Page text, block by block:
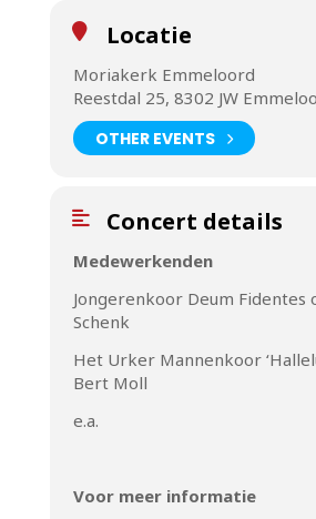
Locatie
Moriakerk Emmeloord
Reestdal 25, 8302 JW
OTHER EVENTS
Concert details
Medewerkenden
Jongerenkoor Deum Fidentes
Schenk
Het Urker Mannenkoor
Bert Moll
e.a.
Voor meer informatie